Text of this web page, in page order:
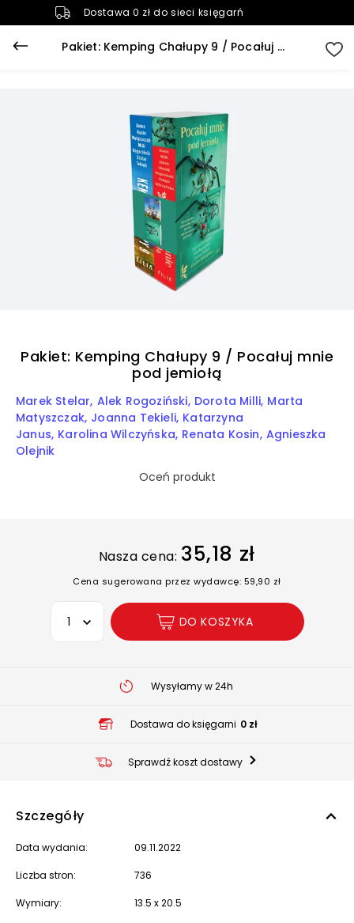
Dostawa 0 zł do sieci księgarń
Pakiet: Kemping Chałupy 9 / Pocałuj mnie pod jemiołą
Pakiet: Kemping Chałupy 9 / Pocałuj mnie
pod jemiołą
Marek Stelar Alek Rogoziński Dorota Milli Marta
Matyszczak Joanna Tekieli Katarzyna
Janus Karolina Wilczyńska Renata Kosin Agnieszka
Olejnik
Oceń produkt
Nasza cena: 35,18 zł
Cena sugerowana przez wydawcę: 59,90 zł
Wybierz opcję
DO KOSZYKA
Wysyłamy w 24h
Dostawa do księgarni 0 zł
Sprawdź koszt dostawy
Szczegóły
Data wydania: 09.11.2022
Liczba stron: 736
Wymiary: 13.5 x 20.5